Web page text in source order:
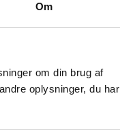
Om
om din brug af
oplysninger, du har